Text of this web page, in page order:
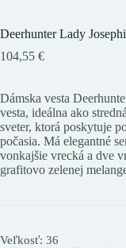
Deerhunter Lady
104,55 €
Dámska vesta
vesta, ideálna ako
sveter, ktorá poskytuje
počasia. Má elegantné
vonkajšie vrecká a dve
grafitovo zelenej
Veľkosť: 36